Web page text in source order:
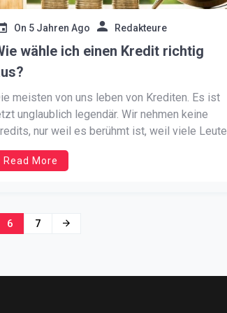
On 5 Jahren Ago Redakteure
wähle ich einen Kredit richtig
meisten von uns leben von Krediten. Es ist
unglaublich legendär. Wir nehmen keine
nur weil es berühmt ist, weil viele Leute
tun. Wir nehmen Kredite auf, weil uns Geld
fehlt. Und wir brauchen Geld, um normal zu leben
Read More
6 7